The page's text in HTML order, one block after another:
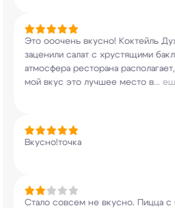
Это ооочень вкусно! Коктейль
заценили салат с хрустящими
атмосфера ресторана
мой вкус это лучшее место в...
Вкусно!точка
Стало совсем не вкусно. Пицца с